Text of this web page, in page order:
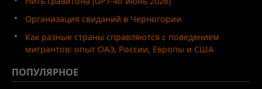
Организация свиданий в Черногории
Как разные страны справляются с поведением
мигрантов: опыт ОАЭ, России, Европы и США
ПОПУЛЯРНОЕ